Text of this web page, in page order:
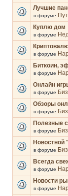
Лучшие
в форуме
Куплю дом
в форуме
в форуме
Биткоин,
в форуме
Онлайн
в форуме
Обзоры
в форуме
Полезные
в форуме
Новостной
в форуме
Всегда
в форуме
Новости
в форуме